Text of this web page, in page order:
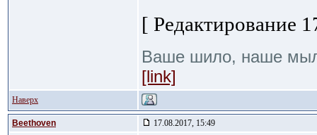
[ Редактирование
Ваше шило, наше
[link]
Наверх
Beethoven 17.08.2017, 15:49